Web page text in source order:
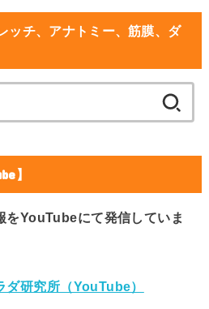
ッチ、アナトミー、筋膜、ダ
索:
】
をYouTubeにて発信していま
ダ研究所（YouTube）